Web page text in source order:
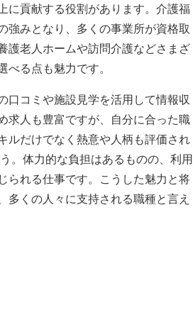
に貢献する役割があります。介護福
強みとなり、多くの事業所が資格取
護老人ホームや訪問介護などさまざ
る点も魅力です。
口コミや施設見学を活用して情報収
求人も豊富ですが、自分に合った職
ルだけでなく熱意や人柄も評価され
。体力的な負担はあるものの、利用
られる仕事です。こうした魅力と将
くの人々に支持される職種と言え